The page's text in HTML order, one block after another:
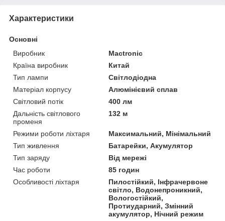
Характеристики
Основні
Виробник
Mactronic
Країна виробник
Китай
Тип лампи
Світлодіодна
Матеріал корпусу
Алюмінієвий сплав
Світловий потік
400 лм
Дальність світлового
променя
132 м
Режими роботи ліхтаря
Максимальний, Мінімальний
Тип живлення
Батарейки, Акумулятор
Тип заряду
Від мережі
Час роботи
85 годин
Особливості ліхтаря
Пилостійкий, Інфрачервоне
світло, Водонепроникний,
Вологостійкий,
Протиударний, Змінний
акумулятор, Нічний режим